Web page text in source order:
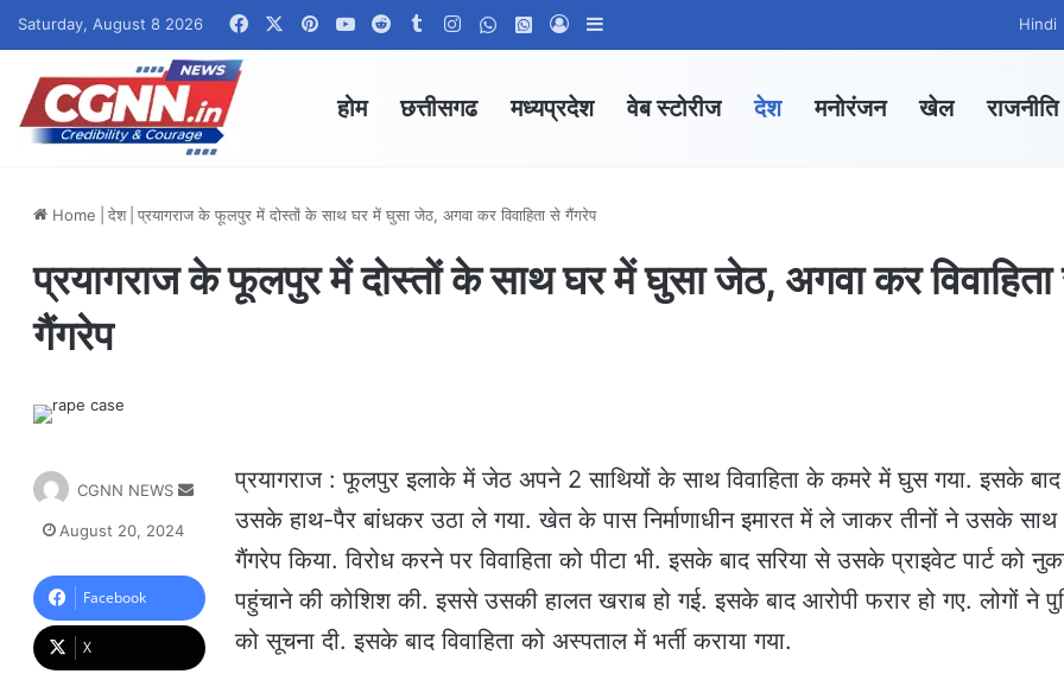
Saturday, August 8 2026 FacebookPinterestYouTubeRedditTumblrInstagramWhatsApp Channel
WhatsApp Group
Log In Hindi
होम छत्तीसगढ मध्यप्रदेश वेब स्टोरीज देश मनोरंजन खेल राजनीति
Home देश प्रयागराज के फूलपुर में दोस्तों के साथ घर में घुसा जेठ, अगवा कर विवाहिता से गैंगरेप
प्रयागराज के फूलपुर में दोस्तों के साथ घर में घुसा जेठ, अगवा कर
गैंगरेप
प्रयागराज : फूलपुर इलाके में जेठ अपने 2 साथियों के साथ विवाहिता के कमरे में घुस गया. इसके बाद
उसके हाथ-पैर बांधकर उठा ले गया. खेत के पास निर्माणाधीन इमारत में ले जाकर तीनों ने उसके साथ
गैंगरेप किया. विरोध करने पर विवाहिता को पीटा भी. इसके बाद सरिया से उसके प्राइवेट पार्ट को
पहुंचाने की कोशिश की. इससे उसकी हालत खराब हो गई. इसके बाद आरोपी फरार हो गए. लोगों ने
को सूचना दी. इसके बाद विवाहिता को अस्पताल में भर्ती कराया गया.
CGNN NEWS
a
n
e
m
August 20, 2024
Facebook
X